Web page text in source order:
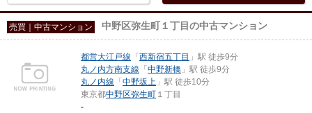
売買｜中古マンション 中野区弥生町１丁目の中古マンション
都営大江戸線 「西新宿五丁目 」駅 徒歩9分
丸ノ内方南支線 「中野新橋 」駅 徒歩9分
丸ノ内線 「中野坂上 」駅 徒歩10分
東京都中野区弥生町 １丁目
-